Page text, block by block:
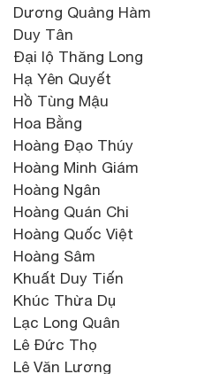
Dương Quảng Hàm
Duy Tân
Đại lộ Thăng Long
Hạ Yên Quyết
Hồ Tùng Mậu
Hoa Bằng
Hoàng Đạo Thúy
Hoàng Minh Giám
Hoàng Ngân
Hoàng Quán Chi
Hoàng Quốc Việt
Hoàng Sâm
Khuất Duy Tiến
Khúc Thừa Dụ
Lạc Long Quân
Lê Đức Thọ
Lê Văn Lương